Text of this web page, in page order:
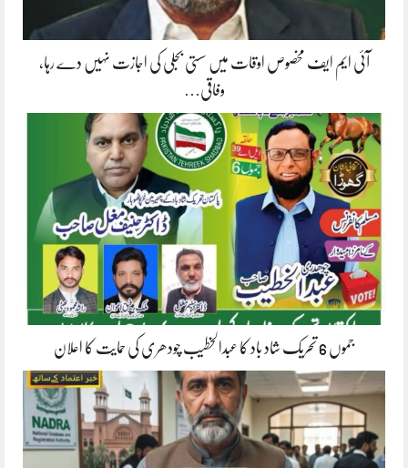
آئی ایم ایف مخصوص اوقات میں سستی بجلی کی اجازت نہیں دے رہا،
وفاقی…
جموں 6 تحریک شاد باد کا عبدالخطیب چودھری کی حمایت کا اعلان